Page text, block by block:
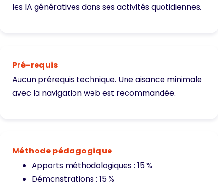
les IA génératives dans ses activités quotidiennes.
Pré-requis
Aucun prérequis technique. Une aisance minimale
avec la navigation web est recommandée.
Méthode pédagogique
Apports méthodologiques : 15 %
Démonstrations : 15 %